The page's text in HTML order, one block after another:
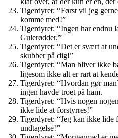
Tigerdyret: “Først vil jeg
komme med!”
Tigerdyret: “Ingen har endnu
Gulerødder.”
Tigerdyret: “Det er svært at
skubber på dig!”
Tigerdyret: “Man bliver ikke
ligesom ikke alt er rart at
Tigerdyret: “Hvordan gør
ingen havde troet på ham.
Tigerdyret: “Hvis nogen
ikke lide at forstyrres!”
Tigerdyret: “Jeg kan ikke lide
undtagelse!”